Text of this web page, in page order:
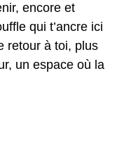
encore et
qui t’ancre ici
retour à toi, plus
un espace où la